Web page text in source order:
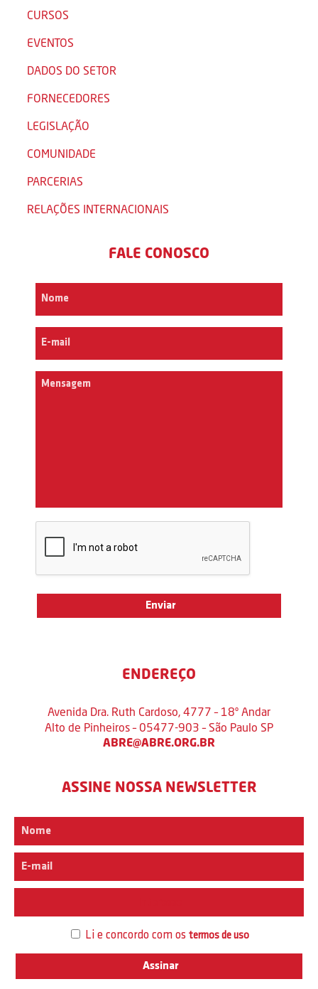
CURSOS
EVENTOS
DADOS DO SETOR
FORNECEDORES
LEGISLAÇÃO
COMUNIDADE
PARCERIAS
RELAÇÕES INTERNACIONAIS
FALE CONOSCO
ENDEREÇO
Avenida Dra. Ruth Cardoso, 4777 – 18º Andar
Alto de Pinheiros – 05477-903 – São Paulo SP
ABRE@ABRE.ORG.BR
ASSINE NOSSA NEWSLETTER
Li e concordo com os termos de uso